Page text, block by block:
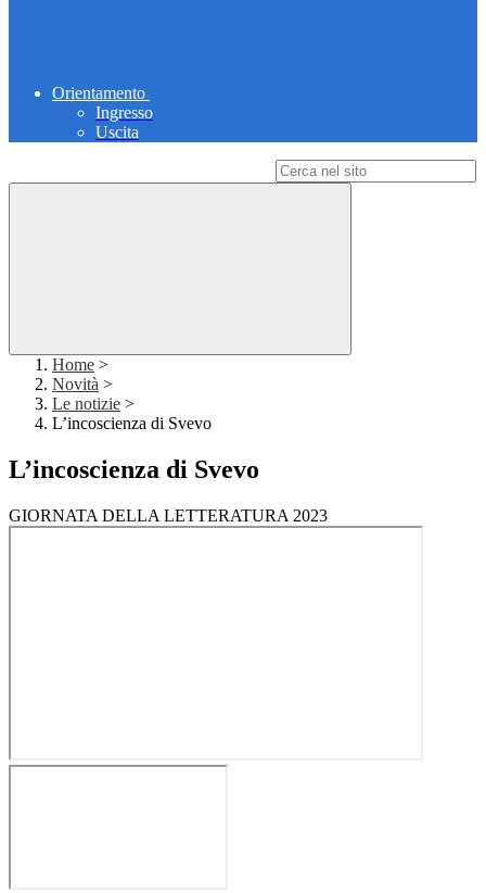
Orientamento
Ingresso
Uscita
Home >
Novità >
Le notizie >
L’incoscienza di Svevo
L’incoscienza di Svevo
GIORNATA DELLA LETTERATURA 2023